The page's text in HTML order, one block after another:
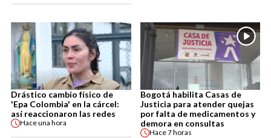
Drástico cambio físico de
'Epa Colombia' en la cárcel:
así reaccionaron las redes
Haceuna hora
Bogotá habilita Casas de
Justicia para atender quejas
por falta de medicamentos y
demora en consultas
Hace7 horas